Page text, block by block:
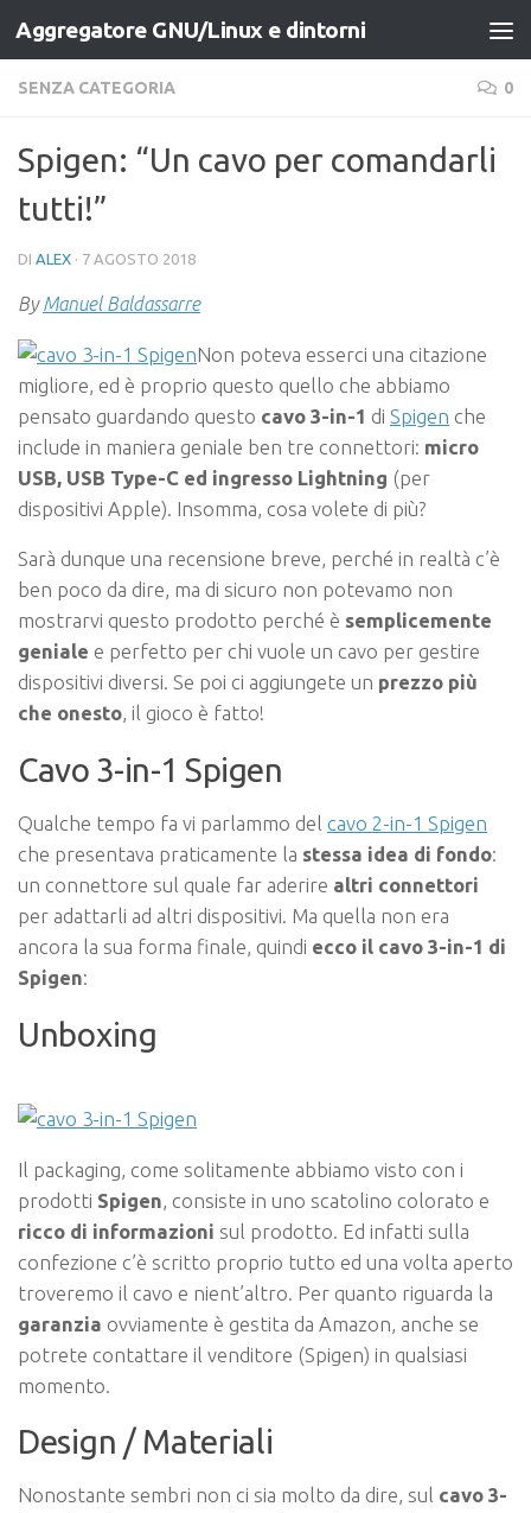
Salta al contenuto
Aggregatore GNU/Linux e dintorni
SENZA CATEGORIA 0
Spigen: “Un cavo per comandarli
tutti!”
DI ALEX · 7 AGOSTO 2018
ByManuel Baldassarre
Non poteva esserci una citazione
migliore, ed è proprio questo quello che abbiamo
pensato guardando questo cavo 3-in-1 di Spigen che
include in maniera geniale ben tre connettori: micro
USB, USB Type-C ed ingresso Lightning (per
dispositivi Apple). Insomma, cosa volete di più?
Sarà dunque una recensione breve, perché in realtà c’è
ben poco da dire, ma di sicuro non potevamo non
mostrarvi questo prodotto perché è semplicemente
geniale e perfetto per chi vuole un cavo per gestire
dispositivi diversi. Se poi ci aggiungete un prezzo più
che onesto, il gioco è fatto!
Cavo 3-in-1 Spigen
Qualche tempo fa vi parlammo del cavo 2-in-1 Spigen
che presentava praticamente la stessa idea di fondo:
un connettore sul quale far aderire altri connettori
per adattarli ad altri dispositivi. Ma quella non era
ancora la sua forma finale, quindi ecco il cavo 3-in-1 di
Spigen:
Unboxing
Il packaging, come solitamente abbiamo visto con i
prodotti Spigen , consiste in uno scatolino colorato e
ricco di informazioni sul prodotto. Ed infatti sulla
confezione c’è scritto proprio tutto ed una volta aperto
troveremo il cavo e nient’altro. Per quanto riguarda la
garanzia ovviamente è gestita da Amazon, anche se
potrete contattare il venditore (Spigen) in qualsiasi
momento.
Design / Materiali
Nonostante sembri non ci sia molto da dire, sul cavo 3-